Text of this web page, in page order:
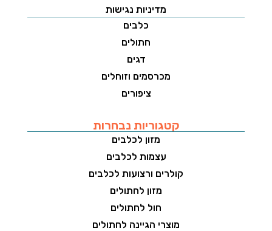
מדיניות נגישות
כלבים
חתולים
דגים
מכרסמים וזוחלים
ציפורים
קטגוריות נבחרות
מזון לכלבים
עצמות לכלבים
קולרים ורצועות לכלבים
מזון לחתולים
חול לחתולים
מוצרי הגיינה לחתולים